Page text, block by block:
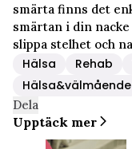
smärta finns det
smärtan i din
slippa stelhet och
Hälsa Rehab
Hälsa&välmående
Dela
Upptäck mer